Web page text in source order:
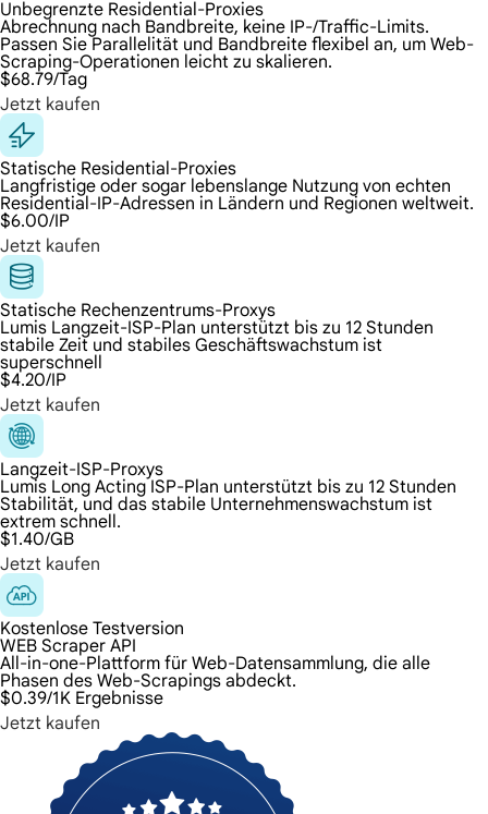
Unbegrenzte Residential-Proxies
Abrechnung nach Bandbreite, keine IP-/Traffic-Limits.
Passen Sie Parallelität und Bandbreite flexibel an, um Web-
Scraping-Operationen leicht zu skalieren.
$68.79/Tag
Jetzt kaufen
Statische Residential-Proxies
Langfristige oder sogar lebenslange Nutzung von echten
Residential-IP-Adressen in Ländern und Regionen weltweit.
$6.00/IP
Jetzt kaufen
Statische Rechenzentrums-Proxys
Lumis Langzeit-ISP-Plan unterstützt bis zu 12 Stunden
stabile Zeit und stabiles Geschäftswachstum ist
superschnell
$4.20/IP
Jetzt kaufen
Langzeit-ISP-Proxys
Lumis Long Acting ISP-Plan unterstützt bis zu 12 Stunden
Stabilität, und das stabile Unternehmenswachstum ist
extrem schnell.
$1.40/GB
Jetzt kaufen
Kostenlose Testversion
WEB Scraper API
All-in-one-Plattform für Web-Datensammlung, die alle
Phasen des Web-Scrapings abdeckt.
$0.39/1K Ergebnisse
Jetzt kaufen